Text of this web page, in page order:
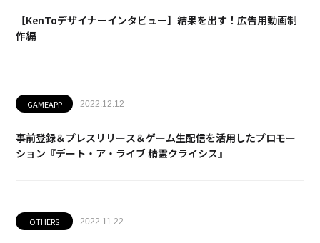
【KenToデザイナーインタビュー】結果を出す！広告用動画制
作編
GAMEAPP 2022.12.12
事前登録＆プレスリリース＆ゲーム生配信を活用したプロモー
ション『デート・ア・ライブ 精霊クライシス』
OTHERS 2022.11.22